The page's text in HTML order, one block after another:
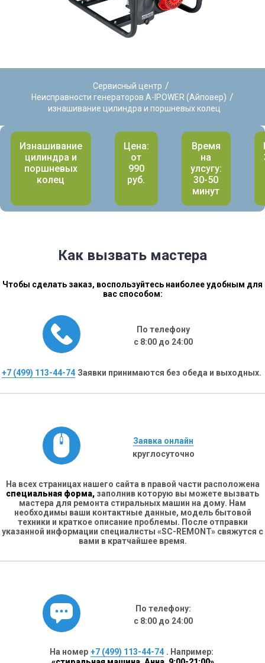
Сервисный центр /
Неисправности генераторов A-IPOWER (Айповер) /
изнашивание цилиндра и поршневых колец
Изнашивание
цилиндра и
поршневых
колец
Цена:
от
990
руб.
Время
на
улсугу:
30-50
минут
Как вызвать мастера
Чтобы сделать заказ, воспользуйтесь наиболее удобным для
вас способом:
По телефону
с 8:00 до 24:00
+7 (499) 113-44-74 Заявки принимаются без обеда и выходных.
Заявка онлайн
круглосуточно
На всех страницах нашего сайта в правой части расположена
специальная форма, заполнив которую вы можете вызвать
мастера для ремонта стиральных машин на дому. Нам
необходимы ваши контактные данные, модель бытовой
техники и краткое описание проблемы. После отправки
указанной информации специалисты «SC-REMONT» свяжутся с
вами в кратчайшее время.
По телефону:
с 8:00 до 24:00
На номер +7 (499) 113-44-74 . Например: